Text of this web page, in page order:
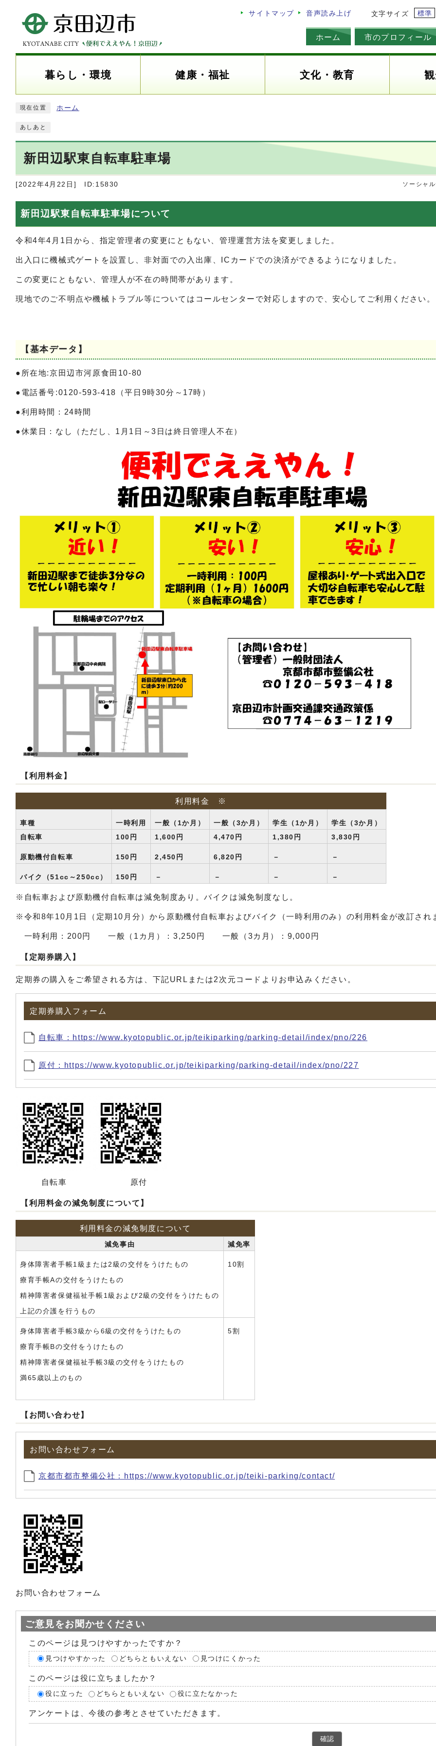
サイトマップ 音声読み上げ 文字サイズ 標準
ホーム 市のプロフィール
暮らし・環境 健康・福祉 文化・教育
現在位置 ホーム
あしあと
新田辺駅東自転車駐車場
[2022年4月22日] ID:15830 ソーシャ
新田辺駅東自転車駐車場について
令和4年4月1日から、指定管理者の変更にともない、管理運営方法を変更しました。
出入口に機械式ゲートを設置し、非対面での入出庫、ICカードでの決済ができるようになりました。
この変更にともない、管理人が不在の時間帯があります。
現地でのご不明点や機械トラブル等についてはコールセンターで対応しますので、安心してご利用ください。
【基本データ】
●所在地:京田辺市河原食田10-80
●電話番号:0120-593-418（平日9時30分～17時）
●利用時間：24時間
●休業日：なし（ただし、1月1日～3日は終日管理人不在）
【利用料金】
利用料金 ※
車種 一時利用 一般（1か月） 一般（3か月） 学生（1か月）
学生（3か月）
自転車
100円 1,600円 4,470円 1,380円 3,830円
原動機付自転車 150円 2,450円 6,820円 － －
バイク（51cc～250cc） 150円 － － － －
※自転車および原動機付自転車は減免制度あり。バイクは減免制度なし。
※令和8年10月1日（定期10月分）から原動機付自転車およびバイク（一時利用のみ）の利用料金が改訂され
一時利用：200円 一般（1カ月）：3,250円 一般（3カ月）：9,000円
【定期券購入】
定期券の購入をご希望される方は、下記URLまたは2次元コードよりお申込みください。
定期券購入フォーム
自転車：https://www.kyotopublic.or.jp/teikiparking/parking-detail/index/pno/226
原付：https://www.kyotopublic.or.jp/teikiparking/parking-detail/index/pno/227
自転車 原付
【利用料金の減免制度について】
利用料金の減免制度について
減免事由 減免率
身体障害者手帳1級または2級の交付をうけたもの
療育手帳Aの交付をうけたもの
精神障害者保健福祉手帳1級および2級の交付をうけたもの
上記の介護を行うもの
10割
身体障害者手帳3級から6級の交付をうけたもの
療育手帳Bの交付をうけたもの
精神障害者保健福祉手帳3級の交付をうけたもの
満65歳以上のもの
5割
【お問い合わせ】
お問い合わせフォーム
京都市都市整備公社：https://www.kyotopublic.or.jp/teiki-parking/contact/
お問い合わせフォーム
ご意見をお聞かせください
このページは見つけやすかったですか？
見つけやすかった どちらともいえない 見つけにくかった
このページは役に立ちましたか？
役に立った どちらともいえない 役に立たなかった
アンケートは、今後の参考とさせていただきます。
確認